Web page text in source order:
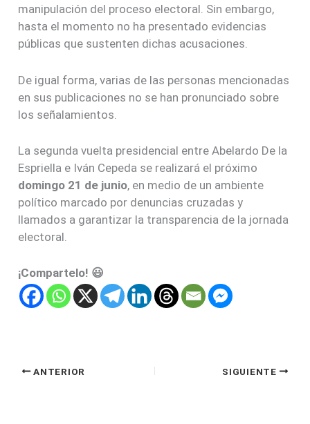
manipulación del proceso electoral. Sin embargo,
hasta el momento no ha presentado evidencias
públicas que sustenten dichas acusaciones.
De igual forma, varias de las personas mencionadas
en sus publicaciones no se han pronunciado sobre
los señalamientos.
La segunda vuelta presidencial entre Abelardo De la
Espriella e Iván Cepeda se realizará el próximo
domingo 21 de junio, en medio de un ambiente
político marcado por denuncias cruzadas y
llamados a garantizar la transparencia de la jornada
electoral.
¡Compartelo! 😃
ANTERIOR SIGUIENTE